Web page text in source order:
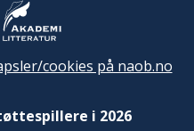
cookies på naob.no
i 2026